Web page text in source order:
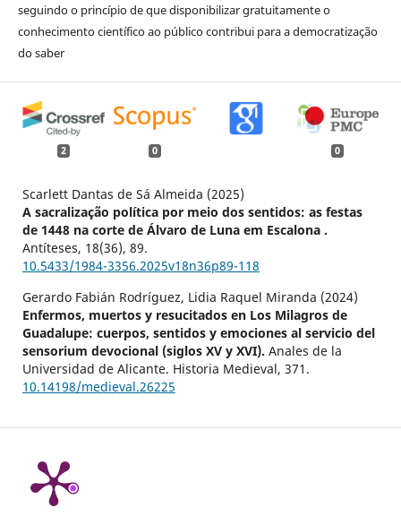
seguindo o princípio de que disponibilizar gratuitamente o
conhecimento científico ao público contribui para a democratização
do saber
2 0 0
Scarlett Dantas de Sá Almeida (2025)
A sacralização política por meio dos sentidos: as festas
de 1448 na corte de Álvaro de Luna em Escalona .
Antíteses, 18(36), 89.
10.5433/1984-3356.2025v18n36p89-118
Gerardo Fabián Rodríguez, Lidia Raquel Miranda (2024)
Enfermos, muertos y resucitados en Los Milagros de
Guadalupe: cuerpos, sentidos y emociones al servicio del
sensorium devocional (siglos XV y XVI). Anales de la
Universidad de Alicante. Historia Medieval, 371.
10.14198/medieval.26225